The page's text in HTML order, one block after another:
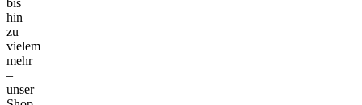
bis
hin
zu
vielem
mehr
–
unser